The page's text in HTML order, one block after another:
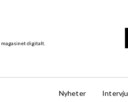
magasinet digitalt.
Nyheter Intervju